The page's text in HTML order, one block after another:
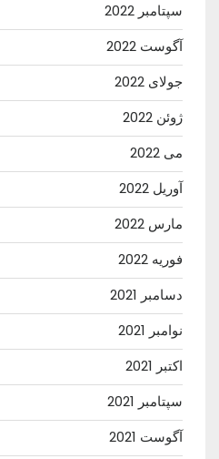
سپتامبر 2022
آگوست 2022
جولای 2022
ژوئن 2022
می 2022
آوریل 2022
مارس 2022
فوریه 2022
دسامبر 2021
نوامبر 2021
اکتبر 2021
سپتامبر 2021
آگوست 2021